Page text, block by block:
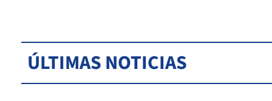
ÚLTIMAS NOTICIAS